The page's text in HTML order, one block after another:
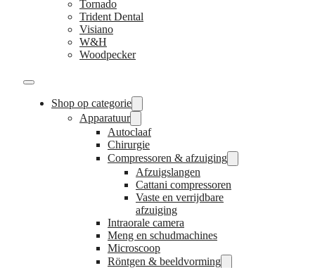
Tornado
Trident Dental
Visiano
W&H
Woodpecker
Shop op categorie
Apparatuur
Autoclaaf
Chirurgie
Compressoren & afzuiging
Afzuigslangen
Cattani compressoren
Vaste en verrijdbare
afzuiging
Intraorale camera
Meng en schudmachines
Microscoop
Röntgen & beeldvorming